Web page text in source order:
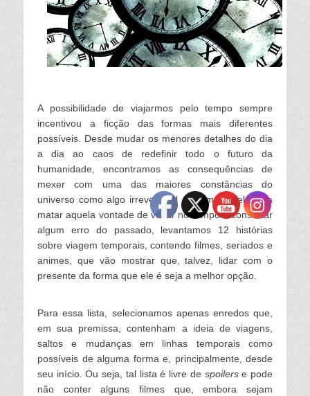
A possibilidade de viajarmos pelo tempo sempre
incentivou a ficção das formas mais diferentes
possíveis. Desde mudar os menores detalhes do dia
a dia ao caos de redefinir todo o futuro da
humanidade, encontramos as consequências de
mexer com uma das maiores constâncias do
universo como algo irreversível e irremediável. Para
matar aquela vontade de voltar no tempo e consertar
algum erro do passado, levantamos 12 histórias
sobre viagem temporais, contendo filmes, seriados e
animes, que vão mostrar que, talvez, lidar com o
presente da forma que ele é seja a melhor opção.
Para essa lista, selecionamos apenas enredos que,
em sua premissa, contenham a ideia de viagens,
saltos e mudanças em linhas temporais como
possíveis de alguma forma e, principalmente, desde
seu início. Ou seja, tal lista é livre de spoilerse pode
não conter alguns filmes que, embora sejam